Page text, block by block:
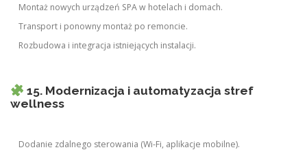
Montaż nowych urządzeń SPA w hotelach i domach.
Transport i ponowny montaż po remoncie.
Rozbudowa i integracja istniejących instalacji.
15. Modernizacja i automatyzacja stref
wellness
Dodanie zdalnego sterowania (Wi-Fi, aplikacje mobilne).